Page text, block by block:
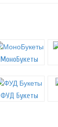
МоноБукеты
ФУД Букеты